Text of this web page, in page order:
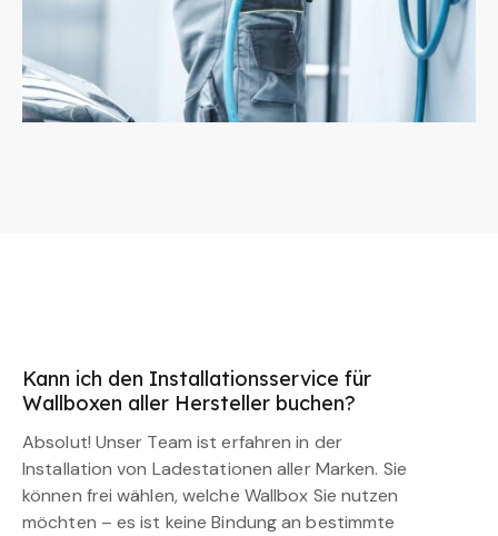
Kann ich den Installationsservice für
Wallboxen aller Hersteller buchen?
Absolut! Unser Team ist erfahren in der
Installation von Ladestationen aller Marken. Sie
können frei wählen, welche Wallbox Sie nutzen
möchten – es ist keine Bindung an bestimmte